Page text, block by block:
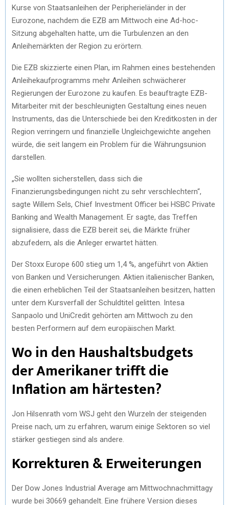
Kurse von Staatsanleihen der Peripherieländer in der
Eurozone, nachdem die EZB am Mittwoch eine Ad-hoc-
Sitzung abgehalten hatte, um die Turbulenzen an den
Anleihemärkten der Region zu erörtern.
Die EZB skizzierte einen Plan, im Rahmen eines bestehenden
Anleihekaufprogramms mehr Anleihen schwächerer
Regierungen der Eurozone zu kaufen. Es beauftragte EZB-
Mitarbeiter mit der beschleunigten Gestaltung eines neuen
Instruments, das die Unterschiede bei den Kreditkosten in der
Region verringern und finanzielle Ungleichgewichte angehen
würde, die seit langem ein Problem für die Währungsunion
darstellen.
„Sie wollten sicherstellen, dass sich die
Finanzierungsbedingungen nicht zu sehr verschlechtern“,
sagte Willem Sels, Chief Investment Officer bei HSBC Private
Banking and Wealth Management. Er sagte, das Treffen
signalisiere, dass die EZB bereit sei, die Märkte früher
abzufedern, als die Anleger erwartet hätten.
Der Stoxx Europe 600 stieg um 1,4 %, angeführt von Aktien
von Banken und Versicherungen. Aktien italienischer Banken,
die einen erheblichen Teil der Staatsanleihen besitzen, hatten
unter dem Kursverfall der Schuldtitel gelitten. Intesa
Sanpaolo und UniCredit gehörten am Mittwoch zu den
besten Performern auf dem europäischen Markt.
Wo in den Haushaltsbudgets
der Amerikaner trifft die
Inflation am härtesten?
Jon Hilsenrath vom WSJ geht den Wurzeln der steigenden
Preise nach, um zu erfahren, warum einige Sektoren so viel
stärker gestiegen sind als andere.
Korrekturen & Erweiterungen
Der Dow Jones Industrial Average am Mittwochnachmittagy
wurde bei 30669 gehandelt. Eine frühere Version dieses